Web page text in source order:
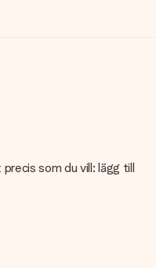
som du vill: lägg till